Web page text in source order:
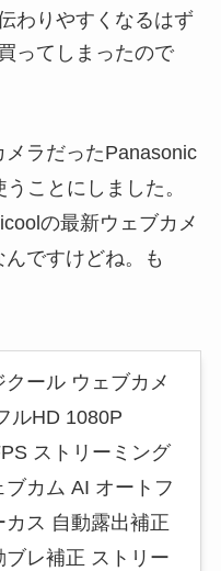
わりやすくなるはず
ってしまったので
ラだったPanasonic
ことにしました。
の最新ウェブカメ
ですけどね。も
クール ウェブカメ
ルHD 1080P
ストリーミング
ブカム AI オートフ
カス 自動露出補正
ブレ補正 ストリー